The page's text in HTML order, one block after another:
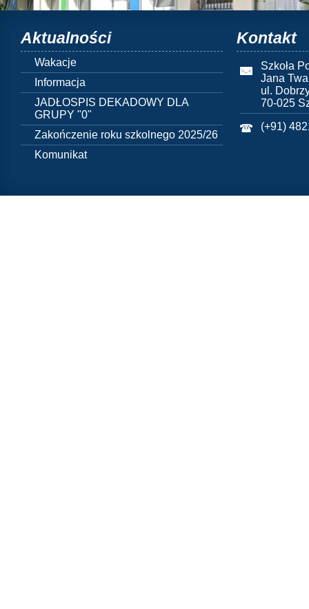
Aktualności
Wakacje
Informacja
JADŁOSPIS DEKADOWY DLA
GRUPY "0"
Zakończenie roku szkolnego 2025/26
Komunikat
Kontakt
Szkoła
Jana
ul.
70-025
(+91)